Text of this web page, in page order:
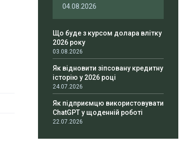
04.08.2026
Що буде з курсом долара влітку
2026 року
03.08.2026
Як відновити зіпсовану кредитну
історію у 2026 році
24.07.2026
Як підприємцю використовувати
ChatGPT у щоденній роботі
22.07.2026